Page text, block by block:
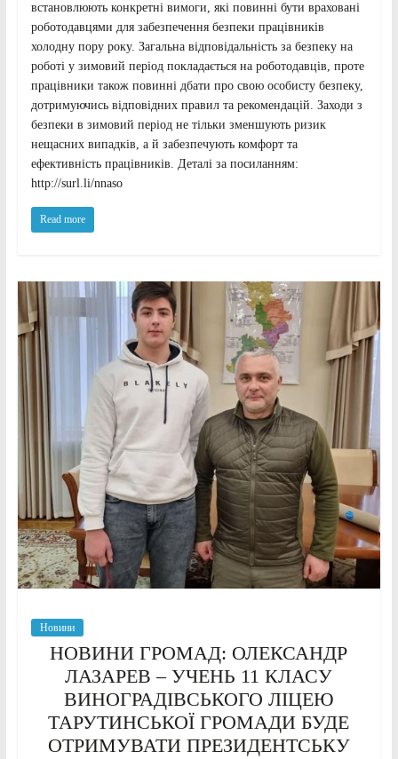
встановлюють конкретні вимоги, які повинні бути враховані
роботодавцями для забезпечення безпеки працівників
холодну пору року. Загальна відповідальність за безпеку на
роботі у зимовий період покладається на роботодавців, проте
працівники також повинні дбати про свою особисту безпеку,
дотримуючись відповідних правил та рекомендацій. Заходи з
безпеки в зимовий період не тільки зменшують ризик
нещасних випадків, а й забезпечують комфорт та
ефективність працівників. Деталі за посиланням:
http://surl.li/nnaso
Read more
Новини
НОВИНИ ГРОМАД: ОЛЕКСАНДР
ЛАЗАРЕВ – УЧЕНЬ 11 КЛАСУ
ВИНОГРАДІВСЬКОГО ЛІЦЕЮ
ТАРУТИНСЬКОЇ ГРОМАДИ БУДЕ
ОТРИМУВАТИ ПРЕЗИДЕНТСЬКУ